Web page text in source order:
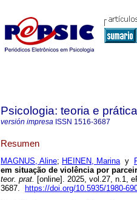
Psicologia: teoria e prática
versión impresa ISSN 1516-3687
Resumen
MAGNUS, Aline; HEINEN, Marinay
em situação de violência por
teor. prat. [online]. 2025, vol.27, n.1,
3687.
https://doi.org/10.5935/1980-